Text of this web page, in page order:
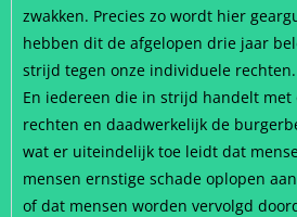
zwakken. Precies zo wordt hier
hebben dit de afgelopen drie jaar
strijd tegen onze individuele rechten.
En iedereen die in strijd handelt
rechten en daadwerkelijk de
wat er uiteindelijk toe leidt dat
mensen ernstige schade oplopen
of dat mensen worden vervolgd